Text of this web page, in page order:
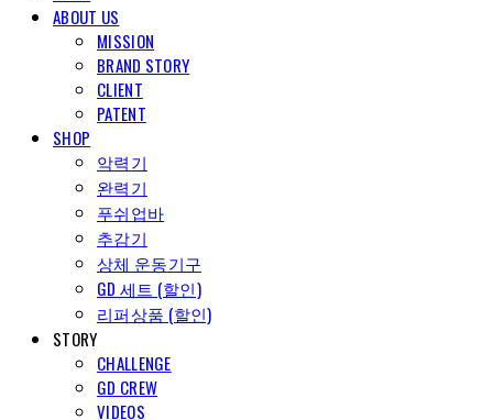
ABOUT US
MISSION
BRAND STORY
CLIENT
PATENT
SHOP
악력기
완력기
푸쉬업바
추감기
상체 운동기구
GD 세트 (할인)
리퍼상품 (할인)
STORY
CHALLENGE
GD CREW
VIDEOS